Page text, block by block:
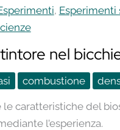
, Esperimenti
nel
combustione
le caratteristiche del
l’esperienza.